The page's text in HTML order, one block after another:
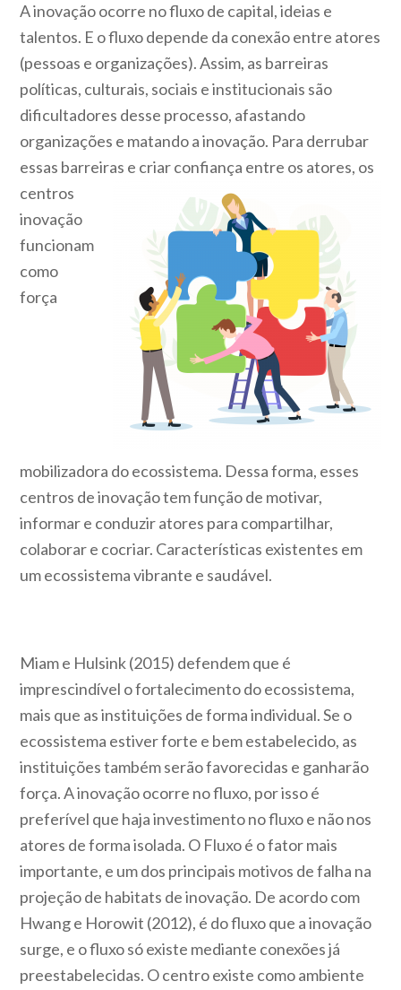
A inovação ocorre no fluxo de capital, ideias e
talentos. E o fluxo depende da conexão entre atores
(pessoas e organizações). Assim, as barreiras
políticas, culturais, sociais e institucionais são
dificultadores desse processo, afastando
organizações e matando a inovação. Para derrubar
essas barreiras e criar confiança entre os atores, os
centros
inovação
funcionam
como
força
mobilizadora do ecossistema. Dessa forma, esses
centros de inovação tem função de motivar,
informar e conduzir atores para compartilhar,
colaborar e cocriar. Características existentes em
um ecossistema vibrante e saudável.
Miam e Hulsink (2015) defendem que é
imprescindível o fortalecimento do ecossistema,
mais que as instituições de forma individual. Se o
ecossistema estiver forte e bem estabelecido, as
instituições também serão favorecidas e ganharão
força. A inovação ocorre no fluxo, por isso é
preferível que haja investimento no fluxo e não nos
atores de forma isolada. O Fluxo é o fator mais
importante, e um dos principais motivos de falha na
projeção de habitats de inovação. De acordo com
Hwang e Horowit (2012), é do fluxo que a inovação
surge, e o fluxo só existe mediante conexões já
preestabelecidas. O centro existe como ambiente